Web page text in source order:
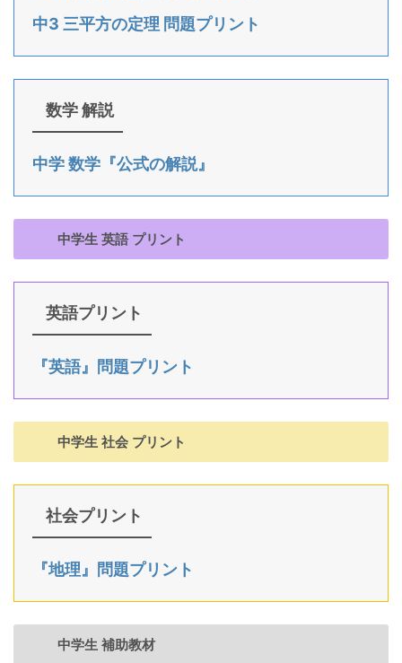
中3 三平方の定理 問題プリント
数学 解説
中学 数学『公式の解説』
中学生 英語 プリント
英語プリント
『英語』問題プリント
中学生 社会 プリント
社会プリント
『地理』問題プリント
中学生 補助教材